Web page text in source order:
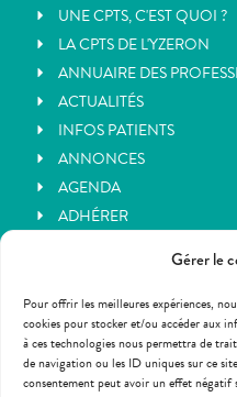
Gérer le
Pour offrir les meilleures expériences,
cookies pour stocker et/ou accéder aux
à ces technologies nous permettra de
de navigation ou les ID uniques sur ce
consentement peut avoir un effet négatif
UNE CPTS, C'EST QUOI ?
LA CPTS DE L'YZERON
ANNUAIRE DES
ACTUALITÉS
INFOS PATIENTS
ANNONCES
AGENDA
ADHÉRER
Contact
07 89 49 76 16